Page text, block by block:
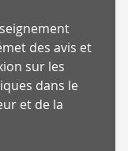
des avis et
sur les
dans le
et de la